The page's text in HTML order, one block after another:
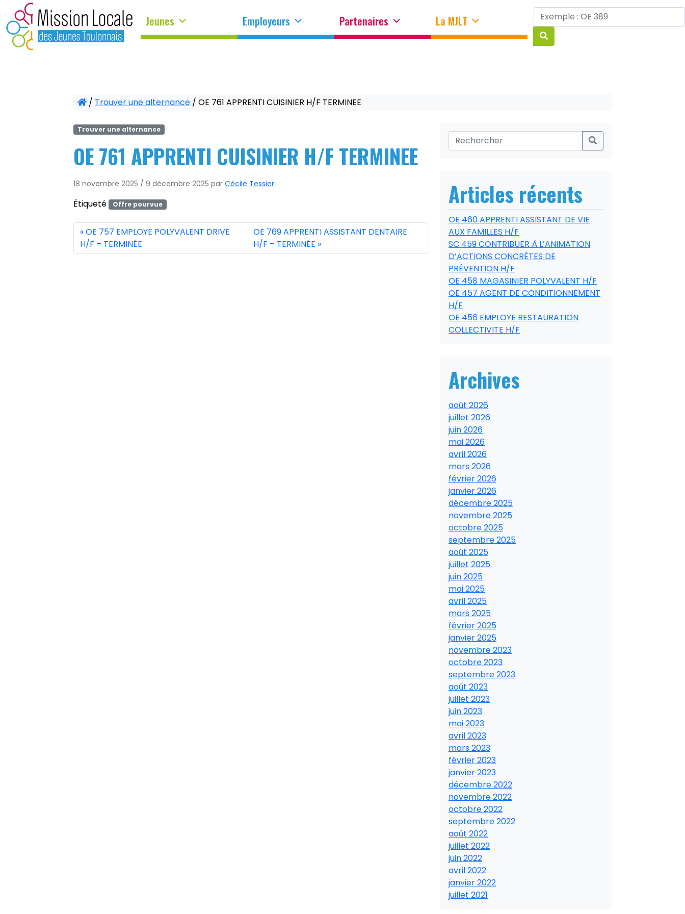
Jeunes Employeurs Partenaires La MJLT
/ Trouver une alternance / OE 761 APPRENTI CUISINIER H/F TERMINEE
Trouver une alternance
OE 761 APPRENTI CUISINIER H/F TERMINEE
18 novembre 2025 / 9 décembre 2025 par Cécile Tessier
Étiqueté Offre pourvue
OE 757 EMPLOYE POLYVALENT DRIVE
H/F – TERMINÉE
OE 769 APPRENTI ASSISTANT DENTAIRE
H/F – TERMINÉE
Articles récents
OE 460 APPRENTI ASSISTANT DE VIE
AUX FAMILLES H/F
SC 459 CONTRIBUER À L’ANIMATION
D’ACTIONS CONCRÈTES DE
PRÉVENTION H/F
OE 458 MAGASINIER POLYVALENT H/F
OE 457 AGENT DE CONDITIONNEMENT
H/F
OE 456 EMPLOYE RESTAURATION
COLLECTIVITE H/F
Archives
août 2026
juillet 2026
juin 2026
mai 2026
avril 2026
mars 2026
février 2026
janvier 2026
décembre 2025
novembre 2025
octobre 2025
septembre 2025
août 2025
juillet 2025
juin 2025
mai 2025
avril 2025
mars 2025
février 2025
janvier 2025
novembre 2023
octobre 2023
septembre 2023
août 2023
juillet 2023
juin 2023
mai 2023
avril 2023
mars 2023
février 2023
janvier 2023
décembre 2022
novembre 2022
octobre 2022
septembre 2022
août 2022
juillet 2022
juin 2022
avril 2022
janvier 2022
juillet 2021
Panneau de gestion des cookies